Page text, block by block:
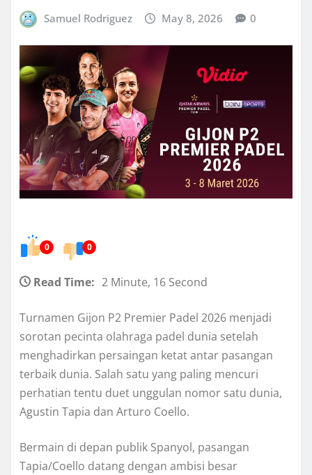
Samuel Rodriguez May 8, 2026 0
0 0
Read Time: 2 Minute, 16 Second
Turnamen Gijon P2 Premier Padel 2026 menjadi
sorotan pecinta olahraga padel dunia setelah
menghadirkan persaingan ketat antar pasangan
terbaik dunia. Salah satu yang paling mencuri
perhatian tentu duet unggulan nomor satu dunia,
Agustin Tapia dan Arturo Coello.
Bermain di depan publik Spanyol, pasangan
Tapia/Coello datang dengan ambisi besar